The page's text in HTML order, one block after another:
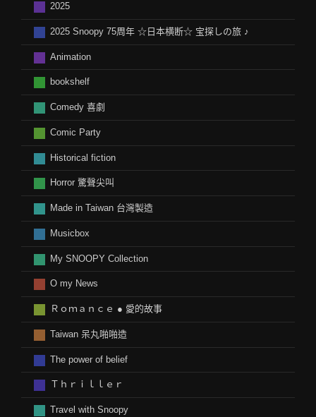
2025
2025 Snoopy 75周年 ☆日本横断☆ 宝探しの旅 ♪
Animation
bookshelf
Comedy 喜劇
Comic Party
Historical fiction
Horror 驚聲尖叫
Made in Taiwan 台灣製造
Musicbox
My SNOOPY Collection
O my News
Ｒｏｍａｎｃｅ ● 愛的故事
Taiwan 呆丸啪啪造
The power of belief
Ｔｈｒｉｌｌｅｒ
Travel with Snoopy